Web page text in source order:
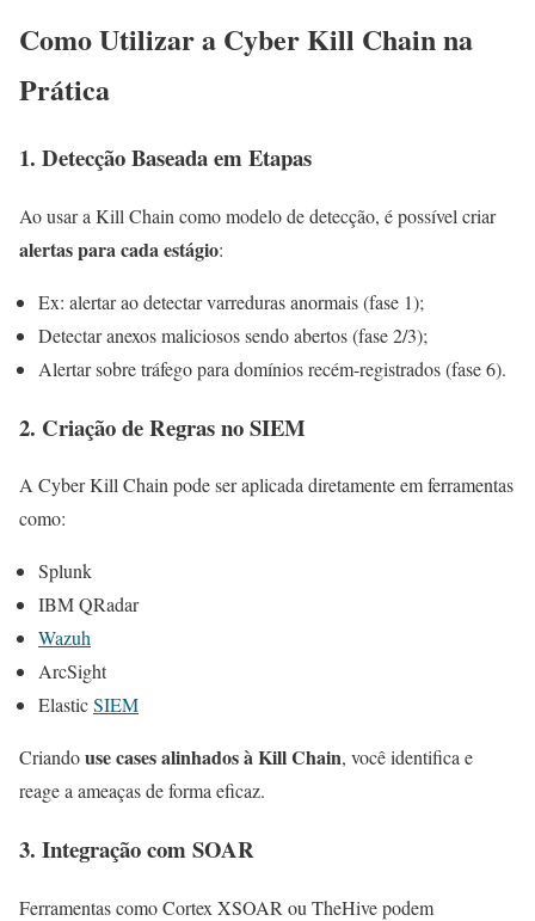
Como Utilizar a Cyber Kill Chain na
Prática
1. Detecção Baseada em Etapas
Ao usar a Kill Chain como modelo de detecção, é possível criar
alertas para cada estágio:
Ex: alertar ao detectar varreduras anormais (fase 1);
Detectar anexos maliciosos sendo abertos (fase 2/3);
Alertar sobre tráfego para domínios recém-registrados (fase 6).
2. Criação de Regras no SIEM
A Cyber Kill Chain pode ser aplicada diretamente em ferramentas
como:
Splunk
IBM QRadar
Wazuh
ArcSight
ElasticSIEM
Criandouse cases alinhados à Kill Chain, você identifica e
reage a ameaças de forma eficaz.
3. Integração com SOAR
Ferramentas como Cortex XSOAR ou TheHive podem